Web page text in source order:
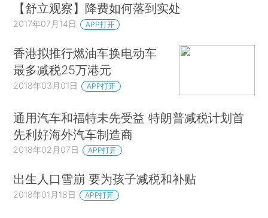
【舒立观察】降费如何落到实处
2017年07月14日 APP打开
香港拟推行燃油车换电动车
最多减税25万港元
2018年03月01日 APP打开
通用汽车和福特未先受益 特朗普减税计划首
先利好海外汽车制造商
2018年02月07日 APP打开
出生人口雪崩 要为孩子减税和补贴
2018年01月18日 APP打开